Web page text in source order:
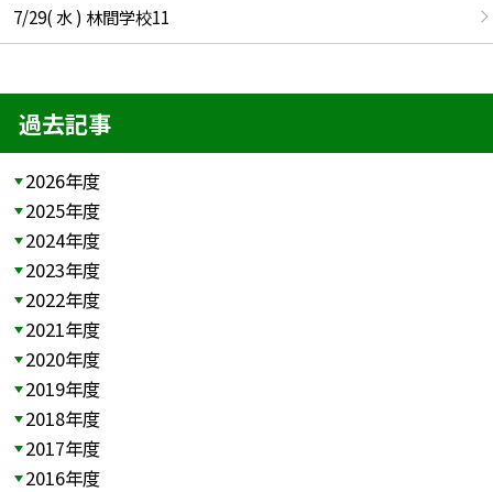
7/29( 水 ) 林間学校11
過去記事
2026年度
2025年度
2024年度
2023年度
2022年度
2021年度
2020年度
2019年度
2018年度
2017年度
2016年度